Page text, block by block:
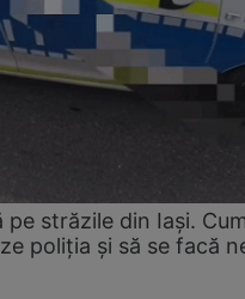
pe străzile din Iași.
poliția și să se facă